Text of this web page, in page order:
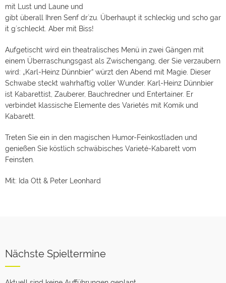
mit Lust und Laune und
gibt überall Ihren Senf dr´zu. Überhaupt it schleckig und scho gar
it g´schleckt. Aber mit Biss!
Aufgetischt wird ein theatralisches Menü in zwei Gängen mit
einem Überraschungsgast als Zwischengang, der Sie verzaubern
wird: „Karl-Heinz Dünnbier“ würzt den Abend mit Magie. Dieser
Schwabe steckt wahrhaftig voller Wunder. Karl-Heinz Dünnbier
ist Kabarettist, Zauberer, Bauchredner und Entertainer. Er
verbindet klassische Elemente des Varietés mit Komik und
Kabarett.
Treten Sie ein in den magischen Humor-Feinkostladen und
genießen Sie köstlich schwäbisches Varieté-Kabarett vom
Feinsten.
Mit: Ida Ott & Peter Leonhard
Nächste Spieltermine